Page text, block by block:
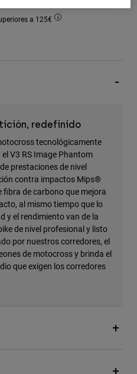
a 125€
redefinido
tecnológicamente
V3 RS Image Phantom
prestaciones de nivel
contra impactos Mips®
de carbono que mejora
al mismo tiempo que lo
y el rendimiento van de la
de nivel profesional y listo
por nuestros corredores, el
de motocross y brinda el
que exigen los corredores